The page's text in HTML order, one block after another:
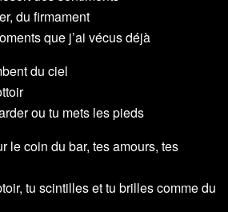
du firmament
que j’ai vécus déjà
du ciel
ou tu mets les pieds
le coin du bar, tes amours, tes
tu scintilles et tu brilles comme du